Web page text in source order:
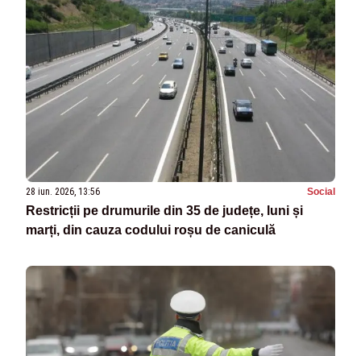
28 iun. 2026, 13:56 Social
Restricții pe drumurile din 35 de județe, luni și
marți, din cauza codului roșu de caniculă